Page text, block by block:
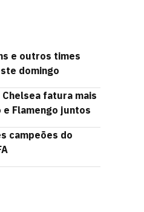
e outros times
domingo
fatura mais
Flamengo juntos
campeões do